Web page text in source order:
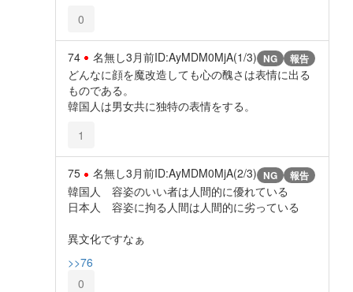
0
74 名無し3月前ID:AyMDM0MjA(1/3) NG 報告
どんなに顔を魔改造しても心の醜さは表情に出る
ものである。
韓国人は男女共に独特の表情をする。
1
75 名無し3月前ID:AyMDM0MjA(2/3) NG 報告
韓国人 容姿のいい者は人間的に優れている
日本人 容姿に拘る人間は人間的に劣っている
異文化ですなぁ
>>76
0